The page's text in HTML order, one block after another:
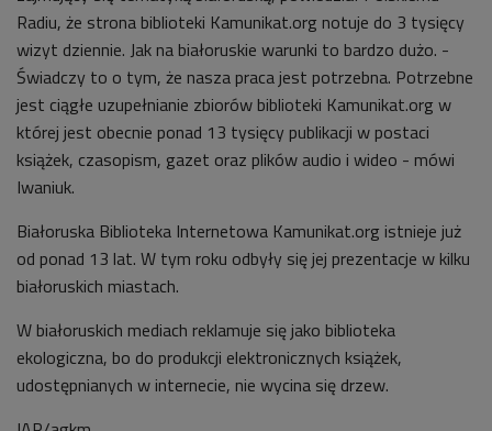
Radiu, że strona biblioteki Kamunikat.org notuje do 3 tysięcy
wizyt dziennie. Jak na białoruskie warunki to bardzo dużo. -
Świadczy to o tym, że nasza praca jest potrzebna. Potrzebne
jest ciągłe uzupełnianie zbiorów biblioteki Kamunikat.org w
której jest obecnie ponad 13 tysięcy publikacji w postaci
książek, czasopism, gazet oraz plików audio i wideo - mówi
Iwaniuk.
Białoruska Biblioteka Internetowa Kamunikat.org istnieje już
od ponad 13 lat. W tym roku odbyły się jej prezentacje w kilku
białoruskich miastach.
W białoruskich mediach reklamuje się jako biblioteka
ekologiczna, bo do produkcji elektronicznych książek,
udostępnianych w internecie, nie wycina się drzew.